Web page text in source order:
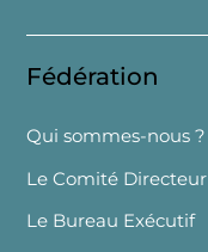
Fédération
Qui sommes-nous ?
Le Comité Directeur
Le Bureau Exécutif